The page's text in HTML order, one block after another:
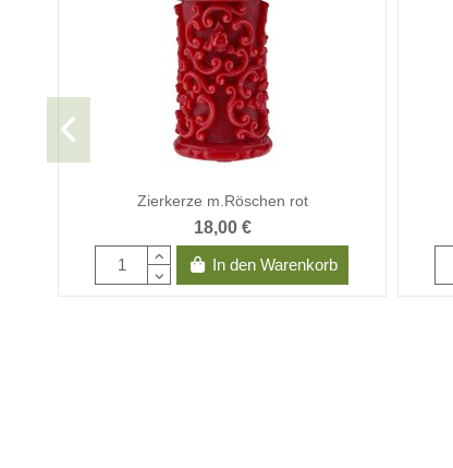
Zierkerze m.Röschen rot
18,00 €
In den Warenkorb